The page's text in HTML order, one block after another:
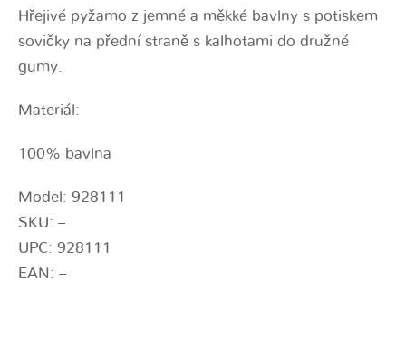
Hřejivé pyžamo z jemné a měkké bavlny s potiskem
sovičky na přední straně s kalhotami do družné
gumy.
Materiál:
100% bavlna
Model: 928111
SKU: –
UPC: 928111
EAN: –